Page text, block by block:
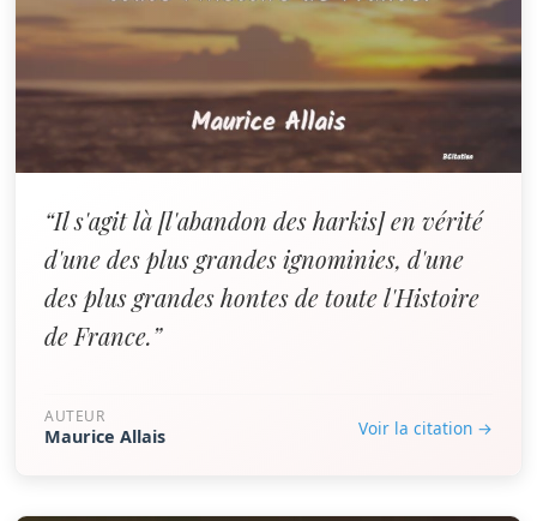
“Il s'agit là [l'abandon des harkis] en vérité
d'une des plus grandes ignominies, d'une
des plus grandes hontes de toute l'Histoire
de France.”
AUTEUR
Maurice Allais Voir la citation →